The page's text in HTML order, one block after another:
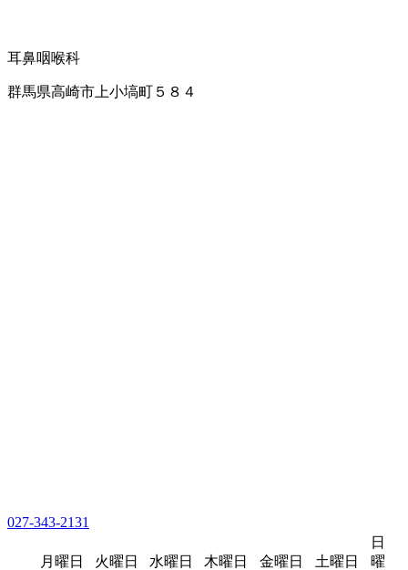
耳鼻咽喉科
群馬県高崎市上小塙町５８４
027-343-2131
月曜日 火曜日 水曜日 木曜日 金曜日 土曜日
日
曜